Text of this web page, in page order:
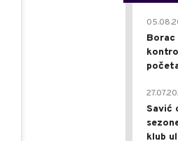
Borac
Savić
klub